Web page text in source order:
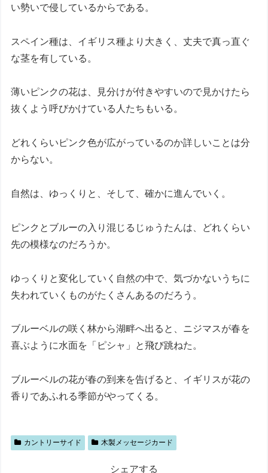
い勢いで侵しているからである。
スペイン種は、イギリス種より大きく、丈夫で真っ直ぐ
な茎を有している。
薄いピンクの花は、見分けが付きやすいので見かけたら
抜くよう呼びかけている人たちもいる。
どれくらいピンク色が広がっているのか詳しいことは分
からない。
自然は、ゆっくりと、そして、確かに進んでいく。
ピンクとブルーの入り混じるじゅうたんは、どれくらい
先の模様なのだろうか。
ゆっくりと変化していく自然の中で、気づかないうちに
失われていくものがたくさんあるのだろう。
ブルーベルの咲く林から湖畔へ出ると、ニジマスが春を
喜ぶように水面を「ピシャ」と飛び跳ねた。
ブルーベルの花が春の到来を告げると、イギリスが花の
香りであふれる季節がやってくる。
カントリーサイド 木製メッセージカード
シェアする